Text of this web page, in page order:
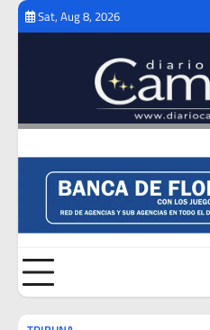
Skip
Sat, Aug 8, 2026